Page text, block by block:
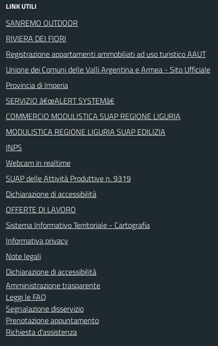
LINK UTILI
SANREMO OUTDOOR
RIVIERA DEI FIORI
Registrazione appartamenti ammobiliati ad uso turistico AAUT
Unione dei Comuni delle Valli Argentina e Armea - Sito Ufficiale
Provincia di Imperia
SERVIZIO â€œALERT SYSTEMâ€
COMMERCIO MODULISTICA SUAP REGIONE LIGURIA
MODULISTICA REGIONE LIGURIA SUAP EDILIZIA
INPS
Webcam in realtime
SUAP delle Attività Produttive n. 9319
Dichiarazione di accessibilità
OFFERTE DI LAVORO
Sistema Informativo Territoriale - Cartografia
Informativa privacy
Note legali
Dichiarazione di accessibilità
Amministrazione trasparente
Leggi le FAQ
Segnalazione disservizio
Prenotazione appuntamento
Richiesta d'assistenza